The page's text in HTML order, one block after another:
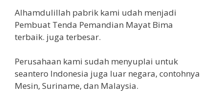
Alhamdulillah pabrik kami udah menjadi
Pembuat Tenda Pemandian Mayat Bima
terbaik. juga terbesar.
Perusahaan kami sudah menyuplai untuk
seantero Indonesia juga luar negara, contohnya
Mesin, Suriname, dan Malaysia.